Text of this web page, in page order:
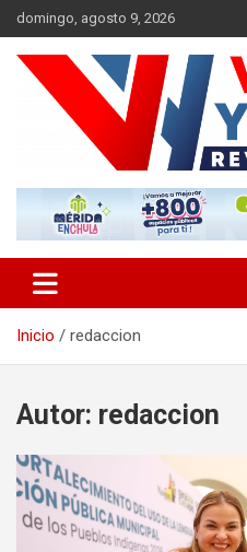
Saltar
al
contenido
domingo, agosto 9, 2026
Vector Yucatán
Inicio redaccion
Autor: redaccion